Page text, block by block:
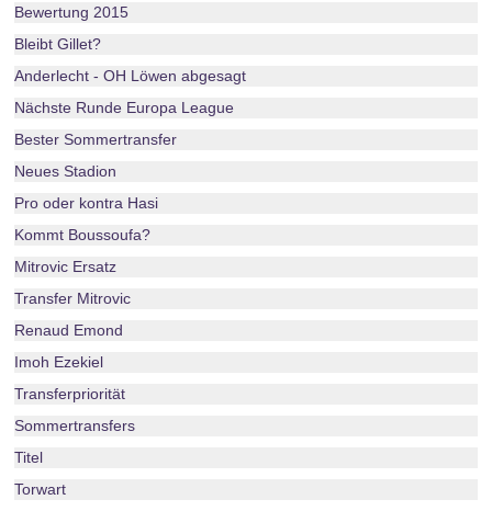
Bewertung 2015
Bleibt Gillet?
Anderlecht - OH Löwen abgesagt
Nächste Runde Europa League
Bester Sommertransfer
Neues Stadion
Pro oder kontra Hasi
Kommt Boussoufa?
Mitrovic Ersatz
Transfer Mitrovic
Renaud Emond
Imoh Ezekiel
Transferpriorität
Sommertransfers
Titel
Torwart